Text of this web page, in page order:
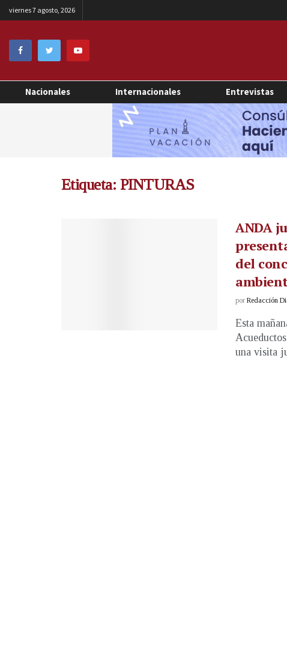
viernes 7 agosto, 2026
Nacionales Internacionales Entrevistas
Etiqueta: PINTURAS
ANDA
del
por Redacción
Esta
una visita